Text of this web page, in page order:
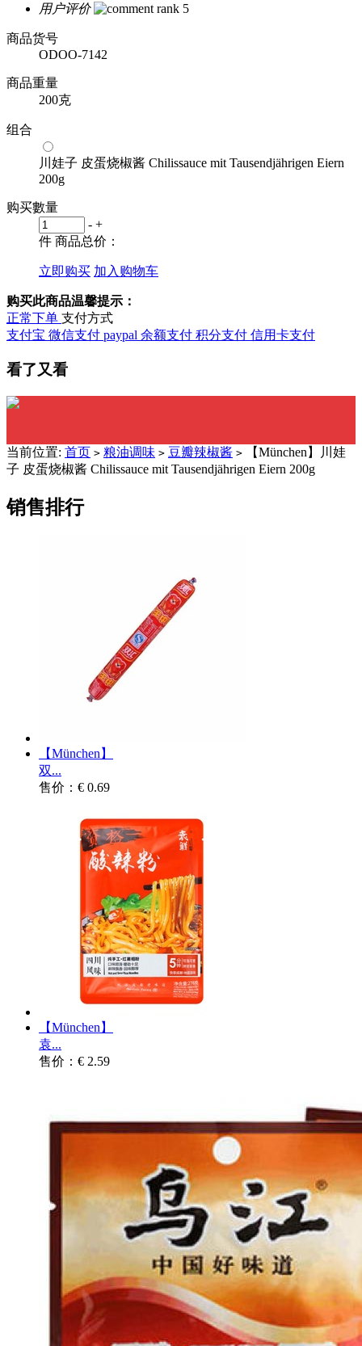
用户评价
商品货号
ODOO-7142
商品重量
200克
组合
川娃子 皮蛋烧椒酱 Chilissauce mit Tausendjährigen Eiern
200g
购买數量
- +
件 商品总价：
立即购买 加入购物车
购买此商品温馨提示：
正常下单 支付方式
支付宝 微信支付 paypal 余额支付 积分支付 信用卡支付
看了又看
当前位置: 首页 > 粮油调味 > 豆瓣辣椒酱 > 【München】川娃
子 皮蛋烧椒酱 Chilissauce mit Tausendjährigen Eiern 200g
销售排行
【München】
双...
售价：€ 0.69
【München】
袁...
售价：€ 2.59